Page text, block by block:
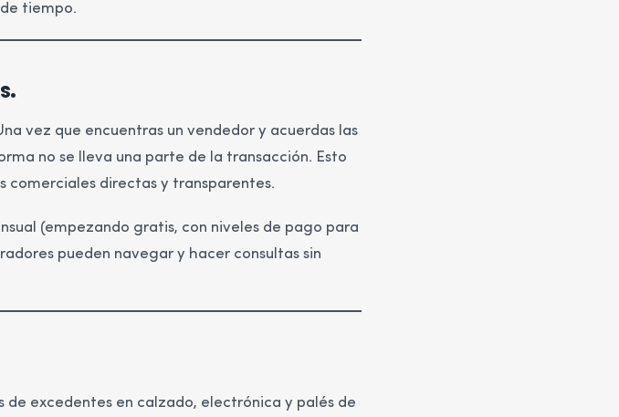
tiempo.
vez que encuentras un vendedor y acuerdas las
no se lleva una parte de la transacción. Esto
comerciales directas y transparentes.
(empezando gratis, con niveles de pago para
pueden navegar y hacer consultas sin
excedentes en calzado, electrónica y palés de